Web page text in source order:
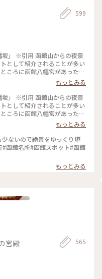
599
夜景
として紹介されることが多い
ころに函館八幡宮があったと
すが😅 で、そこから近隣を
くと色々発見しますね👀✨️ 画
情報番組では取り上げてる話
した🤤 ※気になる方はググ
のまま金森倉庫まで歩いて、
館旅行
もっとみる
夜景
として紹介されることが多い
ころに函館八幡宮があったと
すが😅 で、そこから近隣を
くと色々発見しますね👀✨️ 画
街角クレープ」を見つけまし
もっとみる
少ないので絶景をゆっくり堪
もっとみる
宮殿 565